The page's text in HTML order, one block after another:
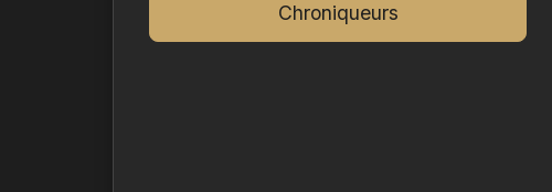
Chroniqueurs